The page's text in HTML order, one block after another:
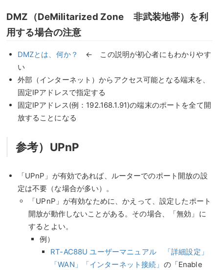
DMZ（DeMilitarized Zone 非武装地帯）を利
用する場合の注意
DMZとは、何か？
← この説明が初心者にもわかりやす
い
外部（インターネット）からアクセス可能となる端末を、
固定IPアドレスで指定する
固定IPアドレス(例：192.168.1.91)の端末のポートを全て開
放することになる
参考）UPnP
「UPnP」が有効であれば、ルーターでのポート開放の設
定は不要（な場合が多い）。
「UPnP」が有効なために、かえって、設定したポート
開放が動作しないことがある。その場合、「無効」に
するとよい。
例）
RT-AC88U ユーザーマニュアル 「詳細設定」
「WAN」「インターネット接続」 の「Enable